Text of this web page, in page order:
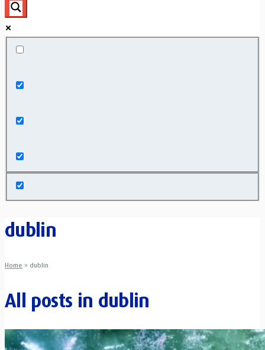
dublin
Home » dublin
All posts in dublin